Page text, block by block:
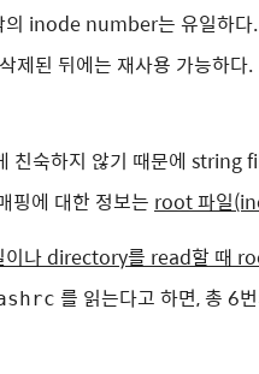
의 inode number는 유일하다
된 뒤에는 재사용 가능하다.
친숙하지 않기 때문에 string
에 대한 정보는 root 파일
이나 directory를 read할 때
를 읽는다고 하면, 총 6